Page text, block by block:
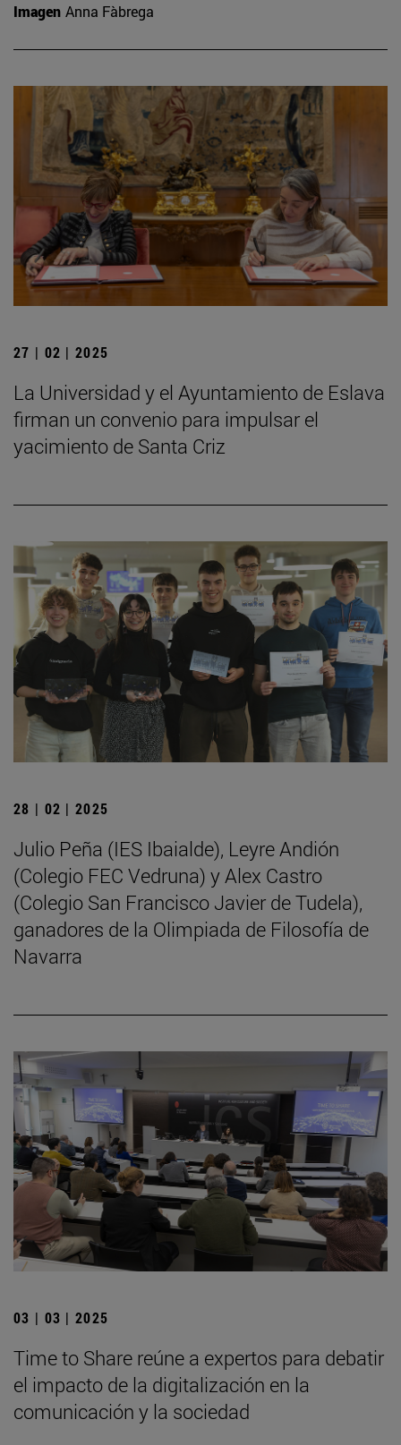
Imagen Anna Fàbrega
27 | 02 | 2025
La Universidad y el Ayuntamiento de Eslava
firman un convenio para impulsar el
yacimiento de Santa Criz
28 | 02 | 2025
Julio Peña (IES Ibaialde), Leyre Andión
(Colegio FEC Vedruna) y Alex Castro
(Colegio San Francisco Javier de Tudela),
ganadores de la Olimpiada de Filosofía de
Navarra
03 | 03 | 2025
Time to Share reúne a expertos para debatir
el impacto de la digitalización en la
comunicación y la sociedad